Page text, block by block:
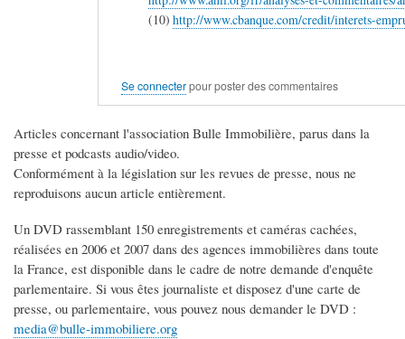
(10) http://www.cbanque.com/credit/interets-
Se connecterpour poster des commentaires
Articles concernant l'association Bulle Immobilière, parus dans la
presse et podcasts audio/video.
Conformément à la législation sur les revues de presse, nous ne
reproduisons aucun article entièrement.
Un DVD rassemblant 150 enregistrements et caméras cachées,
réalisées en 2006 et 2007 dans des agences immobilières dans toute
la France, est disponible dans le cadre de notre demande d'enquête
parlementaire. Si vous êtes journaliste et disposez d'une carte de
presse, ou parlementaire, vous pouvez nous demander le DVD :
media@bulle-immobiliere.org